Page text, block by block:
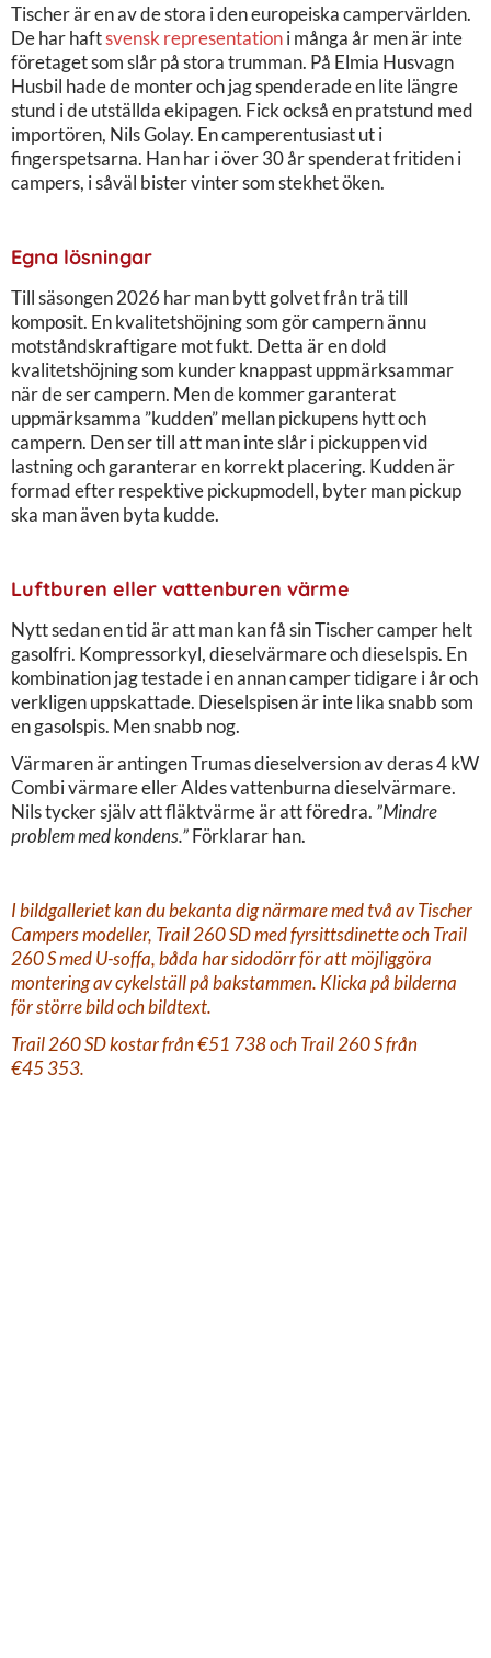
Tischer är en av de stora i den europeiska campervärlden.
De har haftsvensk representationi många år men är inte
företaget som slår på stora trumman. På Elmia Husvagn
Husbil hade de monter och jag spenderade en lite längre
stund i de utställda ekipagen. Fick också en pratstund med
importören, Nils Golay. En camperentusiast ut i
fingerspetsarna. Han har i över 30 år spenderat fritiden i
campers, i såväl bister vinter som stekhet öken.
Egna lösningar
Till säsongen 2026 har man bytt golvet från trä till
komposit. En kvalitetshöjning som gör campern ännu
motståndskraftigare mot fukt. Detta är en dold
kvalitetshöjning som kunder knappast uppmärksammar
när de ser campern. Men de kommer garanterat
uppmärksamma ”kudden” mellan pickupens hytt och
campern. Den ser till att man inte slår i pickuppen vid
lastning och garanterar en korrekt placering. Kudden är
formad efter respektive pickupmodell, byter man pickup
ska man även byta kudde.
Luftburen eller vattenburen värme
Nytt sedan en tid är att man kan få sin Tischer camper helt
gasolfri. Kompressorkyl, dieselvärmare och dieselspis. En
kombination jag testade i en annan camper tidigare i år och
verkligen uppskattade. Dieselspisen är inte lika snabb som
en gasolspis. Men snabb nog.
Värmaren är antingen Trumas dieselversion av deras 4 kW
Combi värmare eller Aldes vattenburna dieselvärmare.
Nils tycker själv att fläktvärme är att föredra. ”Mindre
problem med kondens.”Förklarar han.
I bildgalleriet kan du bekanta dig närmare med två av Tischer
Campers modeller, Trail 260 SD med fyrsittsdinette och Trail
260 S med U-soffa, båda har sidodörr för att möjliggöra
montering av cykelställ på bakstammen. Klicka på bilderna
för större bild och bildtext.
Trail 260 SD kostar från €51 738 och Trail 260 S från
€45 353.